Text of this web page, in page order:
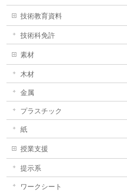
技術教育資料
技術科免許
素材
木材
金属
プラスチック
紙
授業支援
提示系
ワークシート